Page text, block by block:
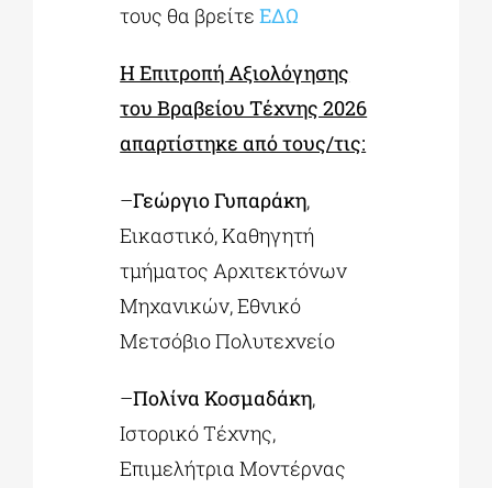
τους θα βρείτεΕΔΩ
Η Επιτροπή Αξιολόγησης
του Βραβείου Τέχνης 2026
απαρτίστηκε από τους/τις:
–Γεώργιο Γυπαράκη,
Εικαστικό, Καθηγητή
τμήματος Αρχιτεκτόνων
Μηχανικών, Εθνικό
Μετσόβιο Πολυτεχνείο
–Πολίνα Κοσμαδάκη,
Ιστορικό Τέχνης,
Επιμελήτρια Μοντέρνας